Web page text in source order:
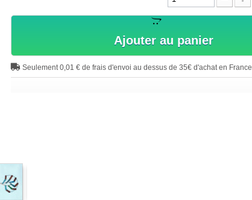
Ajouter au panier
Seulement 0,01 € de frais d'envoi au dessus de 35€ d'achat en France